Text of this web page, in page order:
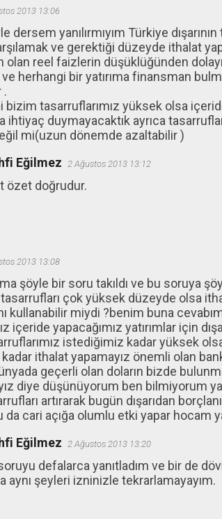
2013 13:06
dersem yanılırmıyım Türkiye
ve gerektiği düzeyde ithalat
reel faizlerin düşüklüğünden
herhangi bir yatırıma finansman
.
tasarruflarımız yüksek olsa içeride
ihtiyaç duymayacaktık ayrıca
mi(uzun dönemde azaltabilir )
Eğilmez 2 Ağustos 2013 13:12
özet doğrudur.
2013 13:08
şöyle bir soru takıldı ve bu soruya
çok yüksek düzeyde olsa
kullanabilir miydi ?benim buna
içeride yapacağımız yatırımlar için
istediğimiz kadar yüksek
ithalat yapamayız önemli olan
geçerli olan doların bizde
diye düşünüyorum ben bilmiyorum
artırarak bugün dışarıdan
da cari açığa olumlu etki yapar hocam
Eğilmez 2 Ağustos 2013 13:20
defalarca yanıtladım ve bir de
aynı şeyleri izninizle tekrarlamayayım.